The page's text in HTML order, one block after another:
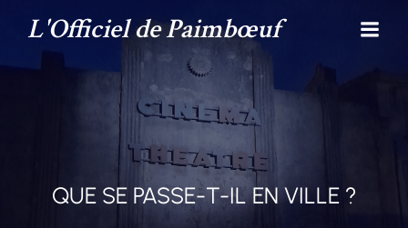
L'Officiel de Paimbœuf
QUE SE PASSE-T-IL EN VILLE ?